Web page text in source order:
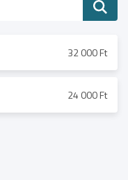
32 000 Ft
24 000 Ft